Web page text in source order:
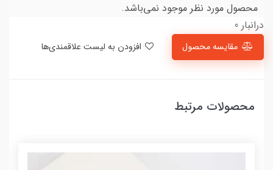
محصول مورد نظر موجود نمی‌باشد.
درانبار 0
مقایسه محصول
محصولات مرتبط